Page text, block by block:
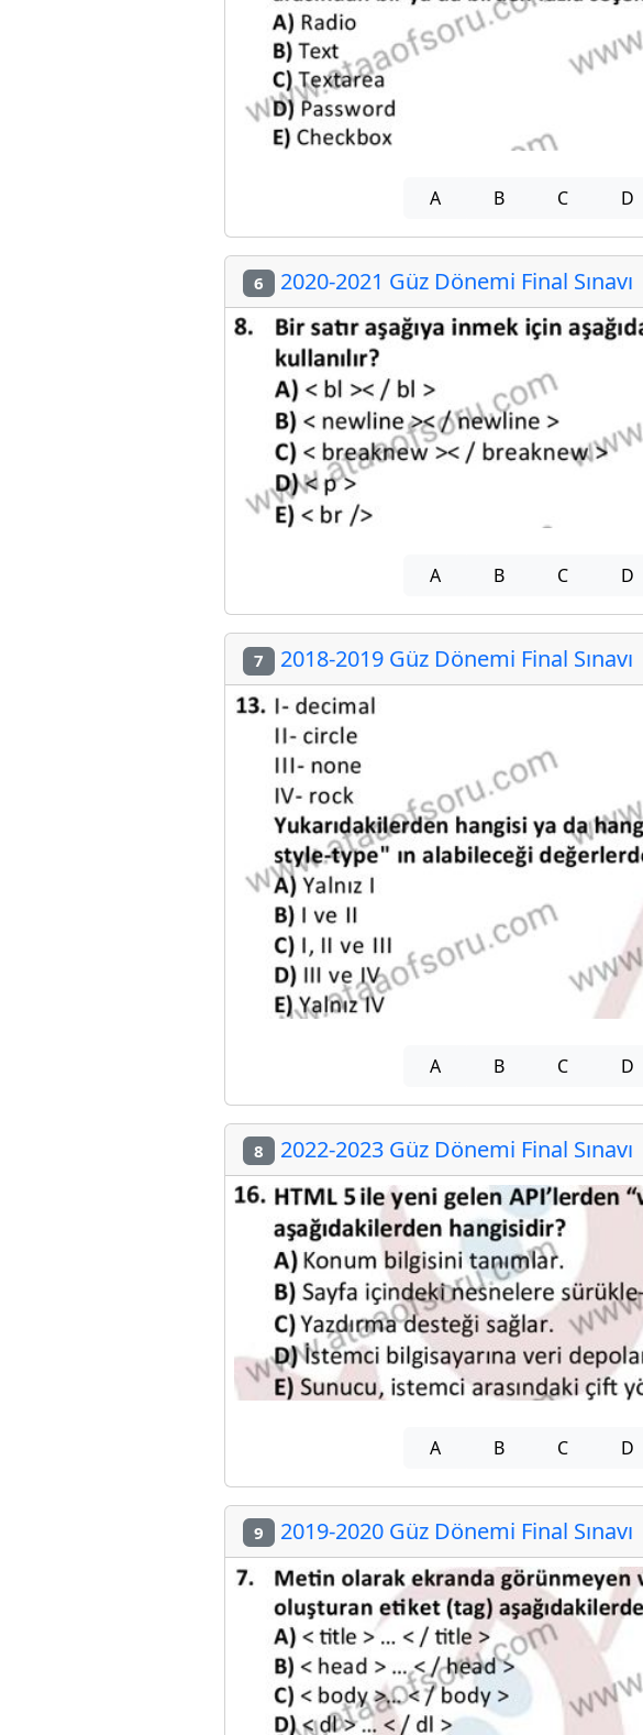
A B C D
6 2020-2021 Güz Dönemi Final Sınavı
A B C D
7 2018-2019 Güz Dönemi Final Sınavı
A B C D
8 2022-2023 Güz Dönemi Final Sınavı
A B C D
9 2019-2020 Güz Dönemi Final Sınavı